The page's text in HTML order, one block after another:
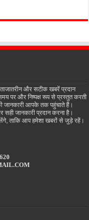
और सटीक खबरें प्रदान
पर और निष्पक्ष रूप से प्रस्तुत करती
जानकारी आपके तक पहुंचाते हैं।
सही जानकारी प्रदान करना है।
ताकि आप हमेशा खबरों से जुड़े रहें।